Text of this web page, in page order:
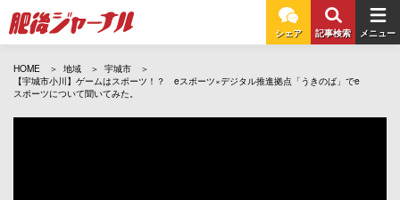
シェア 記事検索 メニュー
HOME 地域
宇城市
【宇城市小川】ゲームはスポーツ！？ eスポーツ×デジタル推進拠点「うきのば」でe
スポーツについて聞いてみた。